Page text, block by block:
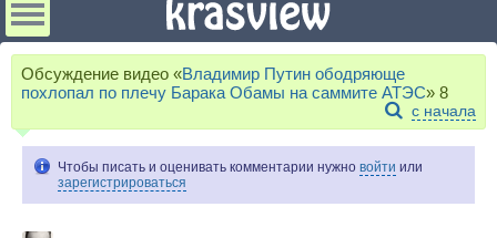
Обсуждение видео «Владимир Путин ободряюще
похлопал по плечу Барака Обамы на саммите АТЭС» 8
с начала
Чтобы писать и оценивать комментарии нужно войти или
зарегистрироваться